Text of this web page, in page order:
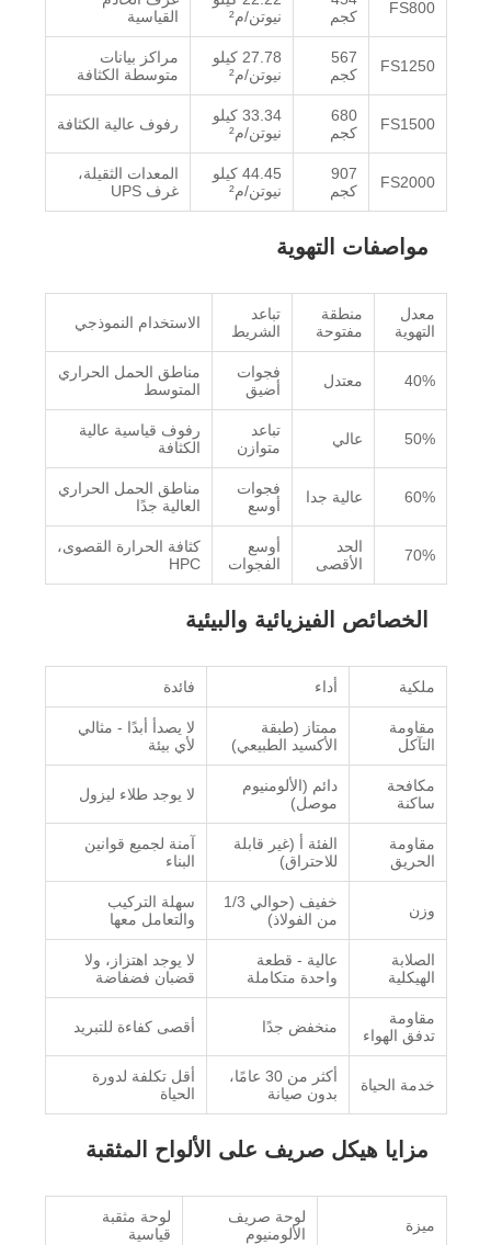
FS800
كجم
نيوتن/م²
القياسية
FS1250
567
كجم
27.78 كيلو
نيوتن/م²
مراكز بيانات
متوسطة الكثافة
FS1500
680
كجم
33.34 كيلو
نيوتن/م²
رفوف عالية الكثافة
FS2000
907
كجم
44.45 كيلو
نيوتن/م²
المعدات الثقيلة،
غرف UPS
مواصفات التهوية
معدل
التهوية
منطقة
مفتوحة
تباعد
الشريط
الاستخدام النموذجي
40% معتدل
فجوات
أضيق
مناطق الحمل الحراري
المتوسط
50% عالي
تباعد
متوازن
رفوف قياسية عالية
الكثافة
60% عالية جدا
فجوات
أوسع
مناطق الحمل الحراري
العالية جدًا
70%
الحد
الأقصى
أوسع
الفجوات
كثافة الحرارة القصوى،
HPC
الخصائص الفيزيائية والبيئية
ملكية أداء فائدة
مقاومة
التآكل
ممتاز (طبقة
الأكسيد الطبيعي)
لا يصدأ أبدًا - مثالي
لأي بيئة
مكافحة
ساكنة
دائم (الألومنيوم
موصل)
لا يوجد طلاء ليزول
مقاومة
الحريق
الفئة أ (غير قابلة
للاحتراق)
آمنة لجميع قوانين
البناء
وزن
خفيف (حوالي 1/3
من الفولاذ)
سهلة التركيب
والتعامل معها
الصلابة
الهيكلية
عالية - قطعة
واحدة متكاملة
لا يوجد اهتزاز، ولا
قضبان فضفاضة
مقاومة
تدفق الهواء
منخفض جدًا أقصى كفاءة للتبريد
خدمة الحياة
أكثر من 30 عامًا،
بدون صيانة
أقل تكلفة لدورة
الحياة
مزايا هيكل صريف على الألواح المثقبة
ميزة
لوحة صريف
الألومنيوم
لوحة مثقبة
قياسية